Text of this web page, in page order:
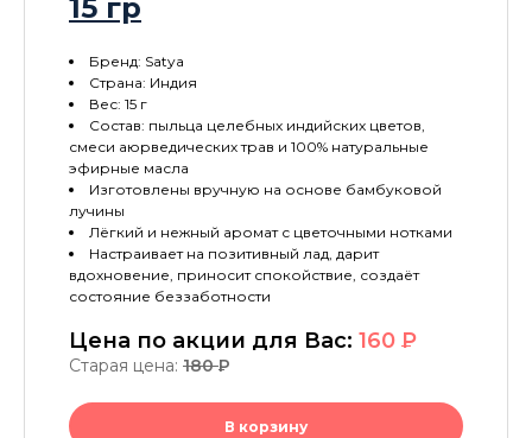
15 гр
Бренд: Satya
Страна: Индия
Вес: 15 г
Состав: пыльца целебных индийских цветов,
смеси аюрведических трав и 100% натуральные
эфирные масла
Изготовлены вручную на основе бамбуковой
лучины
Лёгкий и нежный аромат с цветочными нотками
Настраивает на позитивный лад, дарит
вдохновение, приносит спокойствие, создаёт
состояние беззаботности
Цена по акции для Вас: 160 P
Старая цена: 180P
В корзину